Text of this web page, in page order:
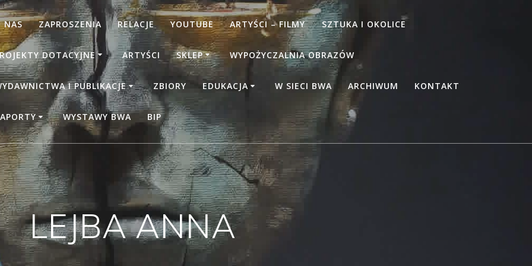
NAS ZAPROSZENIA RELACJE YOUTUBE ARTYŚCI – FILMY SZTUKA I OKOLICE
DOTACYJNE ARTYŚCI SKLEP WYPOŻYCZALNIA OBRAZÓW
I PUBLIKACJE ZBIORY EDUKACJA W SIECI BWA ARCHIWUM KONTAKT
WYSTAWY BWA BIP
LEJBA ANNA